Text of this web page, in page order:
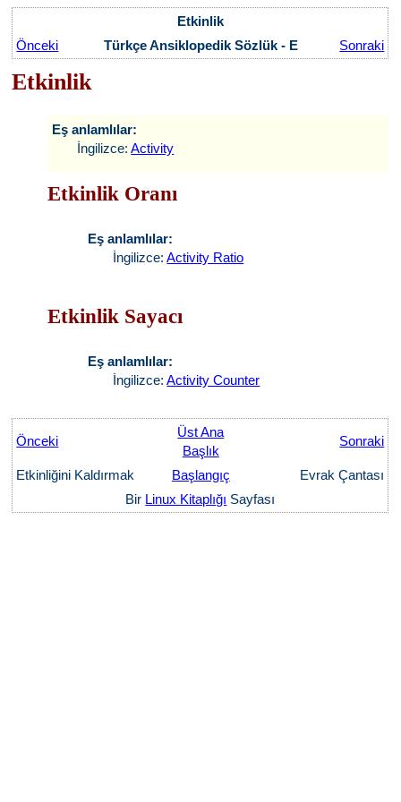
Etkinlik
Önceki
Türkçe Ansiklopedik Sözlük - E Sonraki
Etkinlik
Eş anlamlılar:
İngilizce:Activity
Etkinlik Oranı
Eş anlamlılar:
İngilizce:Activity Ratio
Etkinlik Sayacı
Eş anlamlılar:
İngilizce:Activity Counter
Önceki
Üst Ana
Başlık
Sonraki
Etkinliğini Kaldırmak Başlangıç
Evrak Çantası
Bir Linux Kitaplığı Sayfası